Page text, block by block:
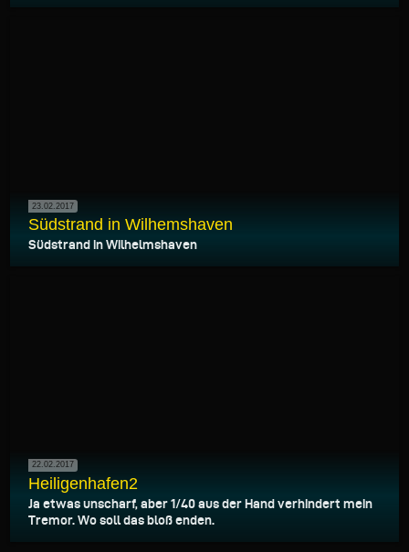
23.02.2017
Südstrand in Wilhemshaven
Südstrand in Wilhelmshaven
22.02.2017
Heiligenhafen2
Ja etwas unscharf, aber 1/40 aus der Hand verhindert mein
Tremor. Wo soll das bloß enden.